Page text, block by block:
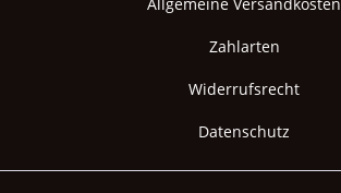
Allgemeine Versandkosten
Zahlarten
Widerrufsrecht
Datenschutz